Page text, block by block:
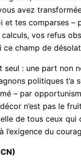
n’a pas besoin
Elle
et surtout
construites ici,
n’est que poudre
toi »
maison que tes
et toi-même
dont vous
et tes comparses –